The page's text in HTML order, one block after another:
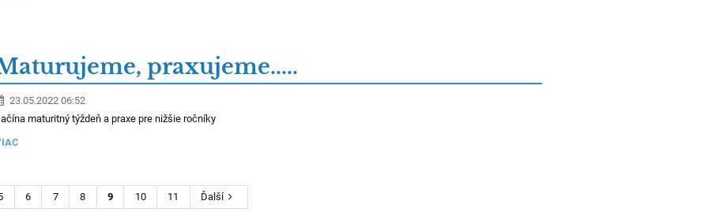
praxujeme.....
23.05.2022 06:52
maturitný týždeň a praxe pre nižšie ročníky
6 7 8 9 10 11 Ďalší